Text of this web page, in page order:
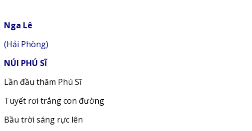
Nga Lê
(Hải Phòng)
NÚI PHÚ SĨ
Lần đầu thăm Phú Sĩ
Tuyết rơi trắng con đường
Bầu trời sáng rực lên